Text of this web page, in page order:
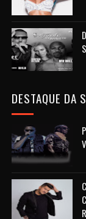
DESTAQUE DA